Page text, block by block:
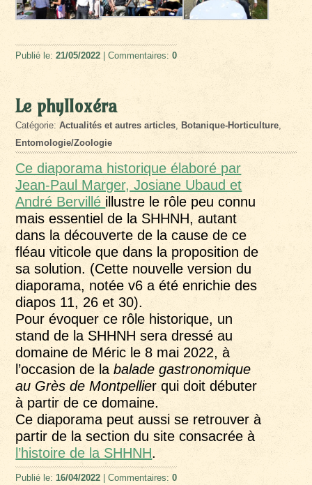
Publié le:21/05/2022 | Commentaires:0
Le phylloxéra
Catégorie:Actualités et autres articles Botanique-Horticulture
Entomologie/Zoologie
Ce diaporama historique élaboré par
Jean-Paul Marger, Josiane Ubaud et
André Bervillé illustre le rôle peu connu
mais essentiel de la SHHNH, autant
dans la découverte de la cause de ce
fléau viticole que dans la proposition de
sa solution. (Cette nouvelle version du
diaporama, notée v6 a été enrichie des
diapos 11, 26 et 30).
Pour évoquer ce rôle historique, un
stand de la SHHNH sera dressé au
domaine de Méric le 8 mai 2022, à
l’occasion de labalade gastronomique
au Grès de Montpellier qui doit débuter
à partir de ce domaine.
Ce diaporama peut aussi se retrouver à
partir de la section du site consacrée à
l’histoire de la SHHNH.
Publié le: 16/04/2022 | Commentaires:0